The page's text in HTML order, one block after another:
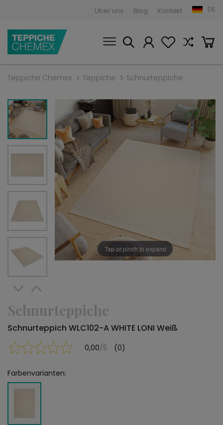
Über uns Blog Kontakt DE
Teppiche Chemex Teppiche Schnurteppiche
Tap or pinch to expand
Schnurteppiche
Schnurteppich WLC102-A WHITE LONI Weiß
0,00/5 (0)
Farbenvarianten: